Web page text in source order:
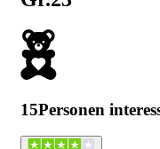
15Personen